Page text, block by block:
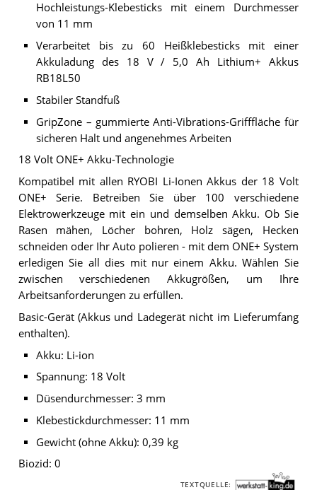
Hochleistungs-Klebesticks mit einem Durchmesser
von 11 mm
Verarbeitet bis zu 60 Heißklebesticks mit einer
Akkuladung des 18 V / 5,0 Ah Lithium+ Akkus
RB18L50
Stabiler Standfuß
GripZone – gummierte Anti-Vibrations-Grifffläche für
sicheren Halt und angenehmes Arbeiten
18 Volt ONE+ Akku-Technologie
Kompatibel mit allen RYOBI Li-Ionen Akkus der 18 Volt
ONE+ Serie. Betreiben Sie über 100 verschiedene
Elektrowerkzeuge mit ein und demselben Akku. Ob Sie
Rasen mähen, Löcher bohren, Holz sägen, Hecken
schneiden oder Ihr Auto polieren - mit dem ONE+ System
erledigen Sie all dies mit nur einem Akku. Wählen Sie
zwischen verschiedenen Akkugrößen, um Ihre
Arbeitsanforderungen zu erfüllen.
Basic-Gerät (Akkus und Ladegerät nicht im Lieferumfang
enthalten).
Akku: Li-ion
Spannung: 18 Volt
Düsendurchmesser: 3 mm
Klebestickdurchmesser: 11 mm
Gewicht (ohne Akku): 0,39 kg
Biozid: 0
TEXTQUELLE: